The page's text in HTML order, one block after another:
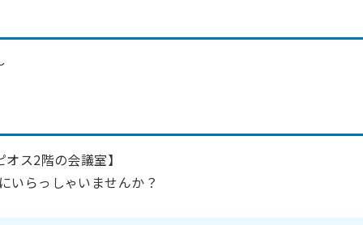
ス2階の会議室】
いらっしゃいませんか？